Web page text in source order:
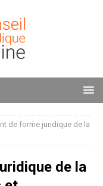
de forme juridique de la
de la